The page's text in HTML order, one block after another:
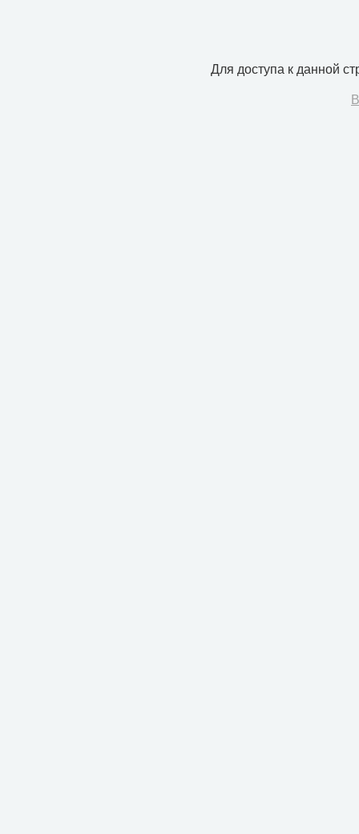
Для доступа к данной